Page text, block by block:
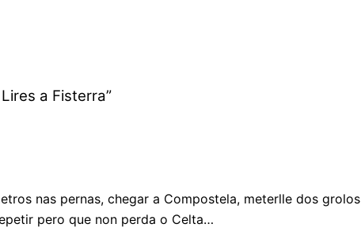
a Fisterra”
nas pernas, chegar a Compostela, meterlle dos
pero que non perda o Celta…